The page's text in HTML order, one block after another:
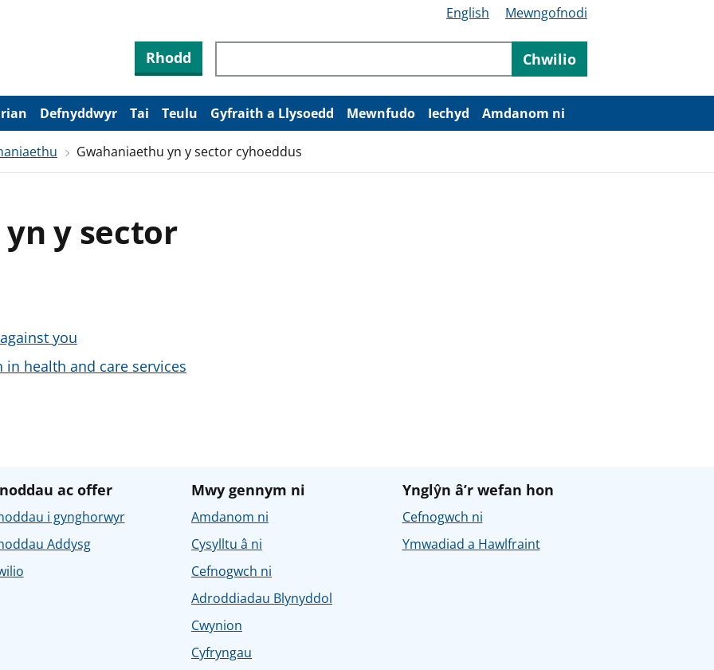
English Mewngofnodi
Rhodd Chwilio
Defnyddwyr Tai Teulu Gyfraith a Llysoedd Mewnfudo Iechyd Amdanom ni
Gwahaniaethu yn y sector cyhoeddus
y sector
you
health and care services
ac offer
i gynghorwyr
Addysg
Mwy gennym ni
Amdanom ni
Cysylltu â ni
Cefnogwch ni
Adroddiadau Blynyddol
Cwynion
Cyfryngau
Ynglŷn â’r wefan hon
Cefnogwch ni
Ymwadiad a Hawlfraint